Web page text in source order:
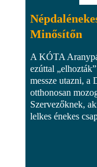
Minősítőn
A KÓTA
ezúttal
messze utazni, a
otthonosan
Szervezőknek,
lelkes énekes